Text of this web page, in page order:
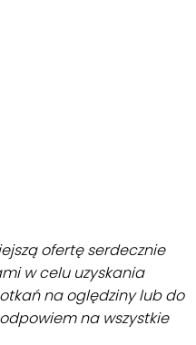
ofertę serdecznie
w celu uzyskania
na oględziny lub do
na wszystkie